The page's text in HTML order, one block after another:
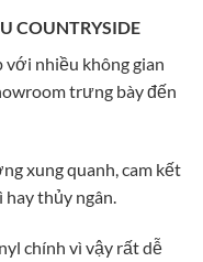
COUNTRYSIDE
với nhiều không gian
trưng bày đến
xung quanh, cam kết
hay thủy ngân.
chính vì vậy rất dễ